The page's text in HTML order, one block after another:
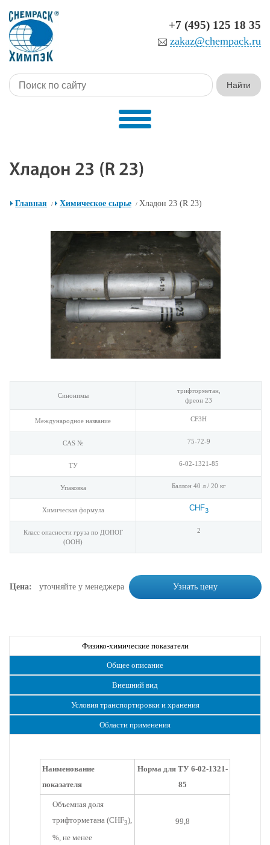
+7 (495) 125 18 35
zakaz@chempack.ru
Главная / Химическое сырье / Хладон 23 (R 23)
Синонимы
трифторметан,
фреон 23
Международное название CF3H
CAS № 75-72-9
ТУ 6-02-1321-85
Упаковка Баллон 40 л / 20 кг
Химическая формула CHF3
Класс опасности груза по ДОПОГ
(ООН)
2
Цена: уточняйте у менеджера Узнать цену
Физико-химические показатели
Общее описание
Внешний вид
Условия транспортировки и хранения
Области применения
Наименование
показателя
Норма для ТУ 6-02-1321-
85
Объемная доля
трифторметана (CHF3),
%, не менее
99,8